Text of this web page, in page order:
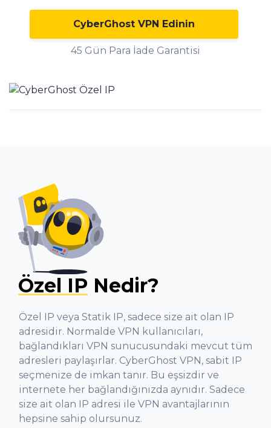
CyberGhost VPN Edinin
45 Gün Para İade Garantisi
Özel IP Nedir?
Özel IP veya Statik IP, sadece size ait olan IP
adresidir. Normalde VPN kullanıcıları,
bağlandıkları VPN sunucusundaki mevcut tüm
adresleri paylaşırlar. CyberGhost VPN, sabit IP
seçmenize de imkan tanır. Bu eşsizdir ve
internete her bağlandığınızda aynıdır. Sadece
size ait olan IP adresi ile VPN avantajlarının
hepsine sahip olursunuz.